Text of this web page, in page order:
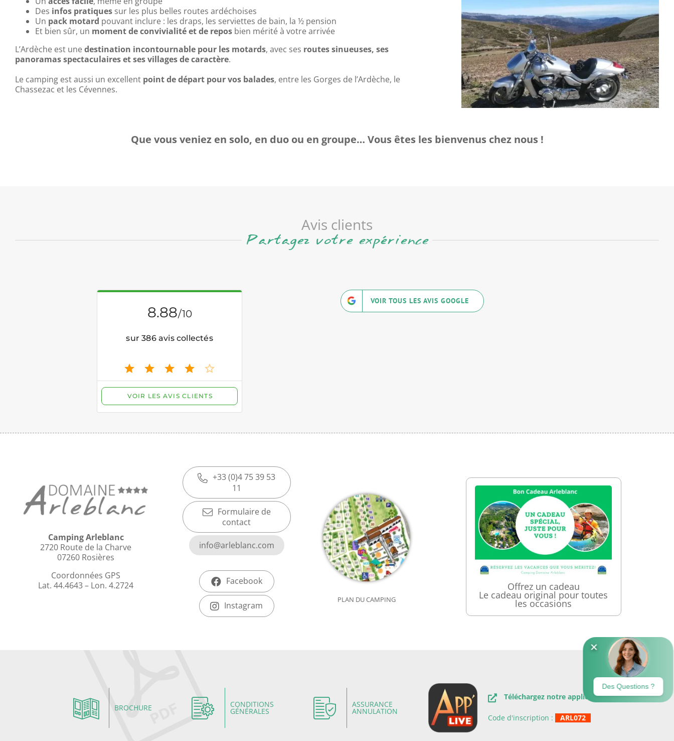
Des infos pratiques sur les plus belles routes ardéchoises
Un pack motard pouvant inclure : les draps, les serviettes de bain, la ½ pension
Et bien sûr, un moment de convivialité et de repos bien mérité à votre arrivée
L’Ardèche est unedestination incontournable pour les motards, avec ses routes sinueuses, ses
panoramas spectaculaires et ses villages de caractère.
Le camping est aussi un excellent point de départ pour vos balades, entre les Gorges de l’Ardèche, le
Chassezac et les Cévennes.
Que vous veniez en solo, en duo ou en groupe… Vous êtes les bienvenus chez nous !
Avis clients
Partagez votre expérience
VOIR TOUS LES AVIS GOOGLE
Camping Arleblanc
2720 Route de la Charve
07260 Rosières
Coordonnées GPS
Lat. 44.4643 – Lon. 4.2724
+33 (0)4 75 39 53
11
Formulaire de
contact
info@arleblanc.com
Facebook
Instagram
PLAN DU CAMPING
Offrez un cadeau
Le cadeau original pour toutes
les occasions
BROCHURE CONDITIONS
GÉNÉRALES
ASSURANCE
ANNULATION
Téléchargez notre application.
Code d'inscription : ARL072